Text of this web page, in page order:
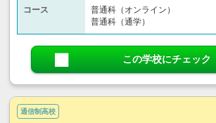
コース
普通科（オンライン）
普通科（通学）
この学校にチェック
通信制高校